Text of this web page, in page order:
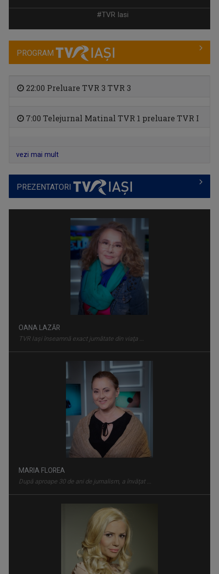
TABLETA DE SĂNĂTATE
Dezbatere pe teme medicale. Cei mai buni ...
Dezbatere politică la care participă ...
CARAVANA TVR3 LA TINE ACASĂ
Magazin de călătorie
#TVR Iasi
PROGRAM
22:00 Preluare TVR 3 TVR 3
7:00 Telejurnal Matinal TVR 1 preluare TVR I
vezi mai mult
PREZENTATORI
MARIA FLOREA
După aproape 30 de ani de jurnalism, a învăţat ...
ROXANA COSTAŞ
Pe 20 noiembrie 2006 Roxana Bratec împlinea 21 ...